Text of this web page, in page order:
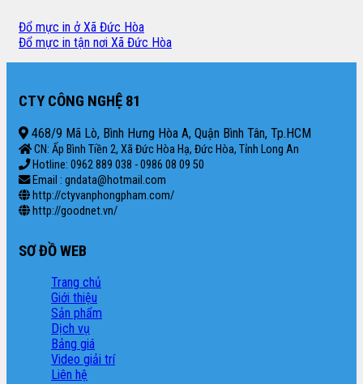
Đổ mực in ở Xã Đức Hòa
Đổ mực in tận nơi Xã Đức Hòa
CTY CÔNG NGHỆ 81
468/9 Mã Lò, Bình Hưng Hòa A, Quận Bình Tân, Tp.HCM
CN: Ấp Bình Tiền 2, Xã Đức Hòa Hạ, Đức Hòa, Tỉnh Long An
Hotline: 0962 889 038 - 0986 08 09 50
Email : gndata@hotmail.com
http://ctyvanphongpham.com/
http://goodnet.vn/
SƠ ĐỒ WEB
Trang chủ
Giới thiệu
Sản phẩm
Dịch vụ
Bảng giá
Video giải trí
Liên hệ